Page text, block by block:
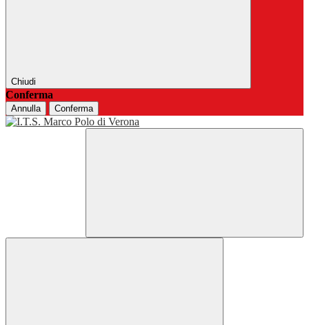
Chiudi
Conferma
Annulla Conferma